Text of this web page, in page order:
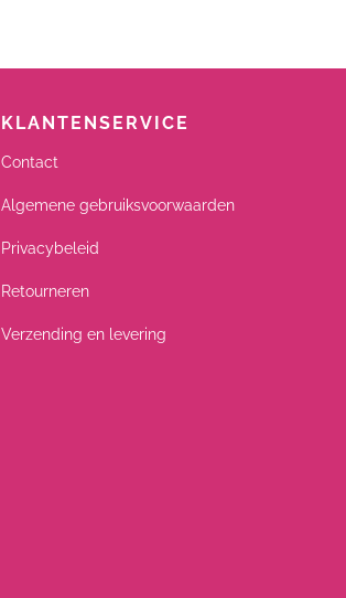
KLANTENSERVICE
Contact
Algemene gebruiksvoorwaarden
Privacybeleid
Retourneren
Verzending en levering